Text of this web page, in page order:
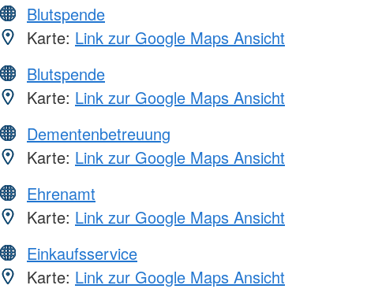
Blutspende
Karte: Link zur Google Maps Ansicht
Blutspende
Karte: Link zur Google Maps Ansicht
Dementenbetreuung
Karte: Link zur Google Maps Ansicht
Ehrenamt
Karte: Link zur Google Maps Ansicht
Einkaufsservice
Karte: Link zur Google Maps Ansicht